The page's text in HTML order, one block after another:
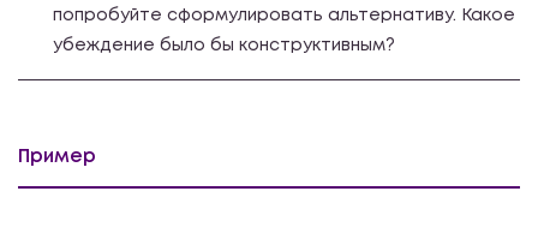
попробуйте сформулировать альтернативу. Какое
убеждение было бы конструктивным?
Пример